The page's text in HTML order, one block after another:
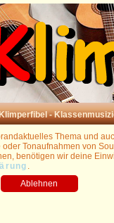
-
Thema und
Tonaufnahmen von
benötigen wir deine
.